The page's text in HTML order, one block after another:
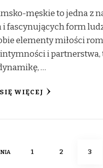
męskie to jedna z
i fascynujących form
elementy miłości
i partnerstwa,
…
WIĘCEJ
STRONA
1 STRONA
2 3